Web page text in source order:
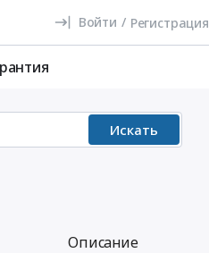
Войти / Регистрация
Искать
Описание